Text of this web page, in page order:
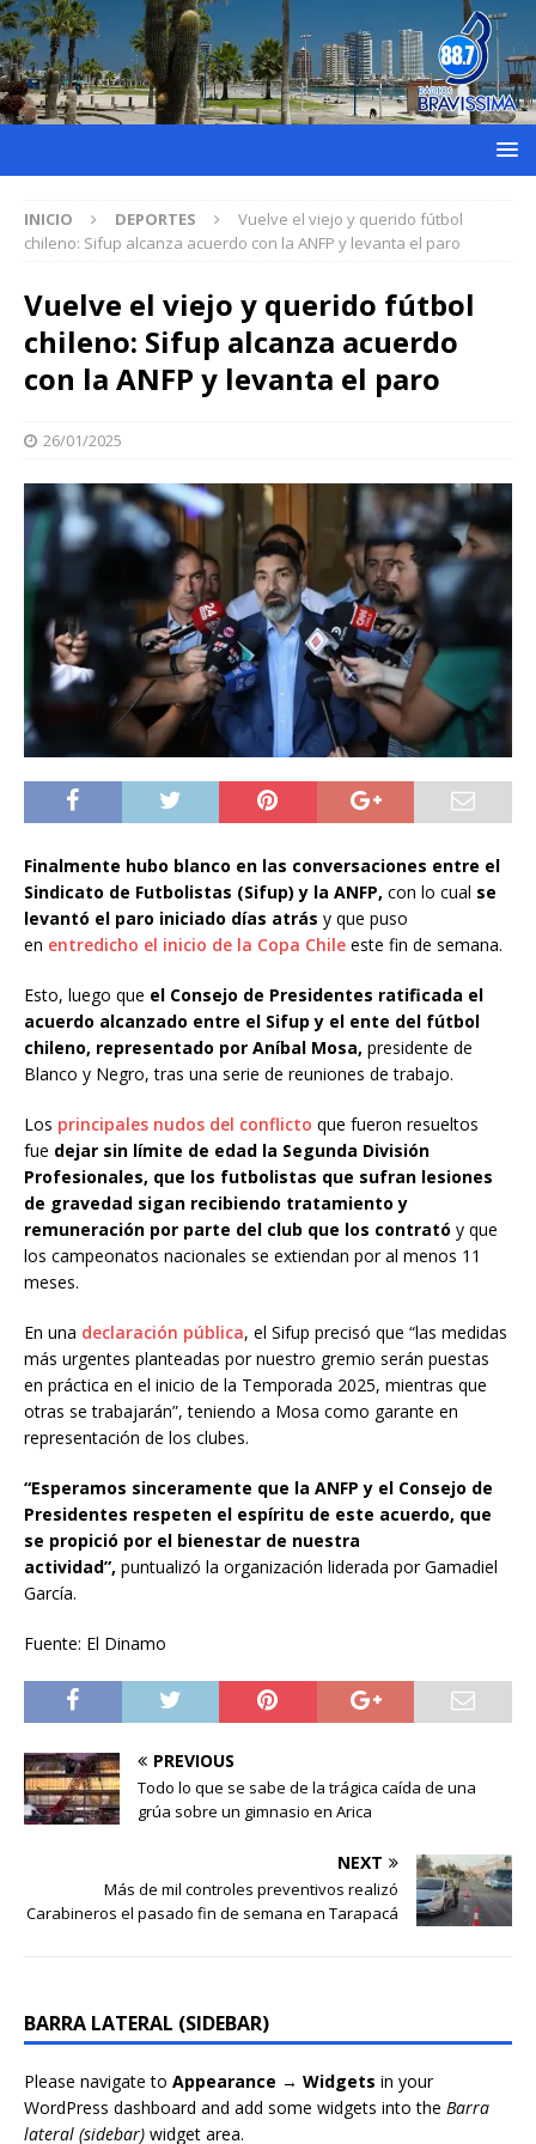
INICIO DEPORTES
Vuelve el viejo y querido fútbol
chileno: Sifup alcanza acuerdo con la ANFP y levanta el paro
Vuelve el viejo y querido fútbol
chileno: Sifup alcanza acuerdo
con la ANFP y levanta el paro
26/01/2025
Finalmente hubo blanco en las conversaciones entre el
Sindicato de Futbolistas (Sifup) y la ANFP, con lo cual se
levantó el paro iniciado días atrás y que puso
en entredicho el inicio de la Copa Chile este fin de semana.
Esto, luego que el Consejo de Presidentes ratificada el
acuerdo alcanzado entre el Sifup y el ente del fútbol
chileno, representado por Aníbal Mosa, presidente de
Blanco y Negro, tras una serie de reuniones de trabajo.
Los principales nudos del conflicto que fueron resueltos
fue dejar sin límite de edad la Segunda División
Profesionales, que los futbolistas que sufran lesiones
de gravedad sigan recibiendo tratamiento y
remuneración por parte del club que los contrató y que
los campeonatos nacionales se extiendan por al menos 11
meses.
En una declaración pública, el Sifup precisó que “las medidas
más urgentes planteadas por nuestro gremio serán puestas
en práctica en el inicio de la Temporada 2025, mientras que
otras se trabajarán”, teniendo a Mosa como garante en
representación de los clubes.
“Esperamos sinceramente que la ANFP y el Consejo de
Presidentes respeten el espíritu de este acuerdo, que
se propició por el bienestar de nuestra
actividad”, puntualizó la organización liderada por Gamadiel
García.
Fuente: El Dinamo
PREVIOUS
Todo lo que se sabe de la trágica caída de una
grúa sobre un gimnasio en Arica
NEXT
Más de mil controles preventivos realizó
Carabineros el pasado fin de semana en Tarapacá
BARRA LATERAL (SIDEBAR)
Please navigate to Appearance → Widgets in your
WordPress dashboard and add some widgets into the Barra
lateral (sidebar) widget area.